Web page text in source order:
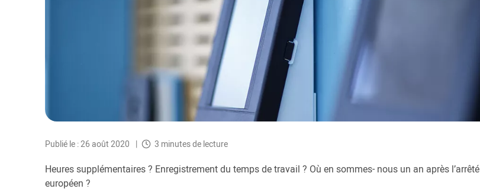
Publié le : 26 août 2020 3 minutes de lecture
Heures supplémentaires ? Enregistrement du temps de travail ? Où en sommes- nous un an après l’arrêté
européen ?